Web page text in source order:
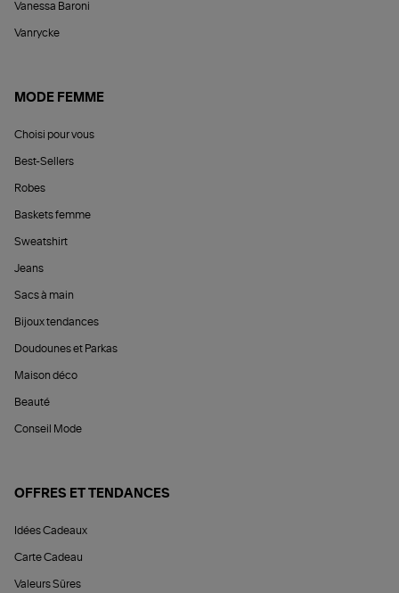
Vanessa Baroni
Vanrycke
MODE FEMME
Choisi pour vous
Best-Sellers
Robes
Baskets femme
Sweatshirt
Jeans
Sacs à main
Bijoux tendances
Doudounes et Parkas
Maison déco
Beauté
Conseil Mode
OFFRES ET TENDANCES
Idées Cadeaux
Carte Cadeau
Valeurs Sûres